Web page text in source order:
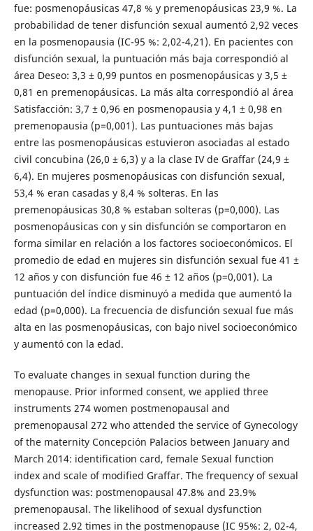
fue: posmenopáusicas 47,8 % y premenopáusicas 23,9 %. La
probabilidad de tener disfunción sexual aumentó 2,92 veces
en la posmenopausia (IC-95 %: 2,02-4,21). En pacientes con
disfunción sexual, la puntuación más baja correspondió al
área Deseo: 3,3 ± 0,99 puntos en posmenopáusicas y 3,5 ±
0,81 en premenopáusicas. La más alta correspondió al área
Satisfacción: 3,7 ± 0,96 en posmenopausia y 4,1 ± 0,98 en
premenopausia (p=0,001). Las puntuaciones más bajas
entre las posmenopáusicas estuvieron asociadas al estado
civil concubina (26,0 ± 6,3) y a la clase IV de Graffar (24,9 ±
6,4). En mujeres posmenopáusicas con disfunción sexual,
53,4 % eran casadas y 8,4 % solteras. En las
premenopáusicas 30,8 % estaban solteras (p=0,000). Las
posmenopáusicas con y sin disfunción se comportaron en
forma similar en relación a los factores socioeconómicos. El
promedio de edad en mujeres sin disfunción sexual fue 41 ±
12 años y con disfunción fue 46 ± 12 años (p=0,001). La
puntuación del índice disminuyó a medida que aumentó la
edad (p=0,000). La frecuencia de disfunción sexual fue más
alta en las posmenopáusicas, con bajo nivel socioeconómico
y aumentó con la edad.
To evaluate changes in sexual function during the
menopause. Prior informed consent, we applied three
instruments 274 women postmenopausal and
premenopausal 272 who attended the service of Gynecology
of the maternity Concepción Palacios between January and
March 2014: identification card, female Sexual function
index and scale of modified Graffar. The frequency of sexual
dysfunction was: postmenopausal 47.8% and 23.9%
premenopausal. The likelihood of sexual dysfunction
increased 2.92 times in the postmenopause (IC 95%: 2, 02-4,